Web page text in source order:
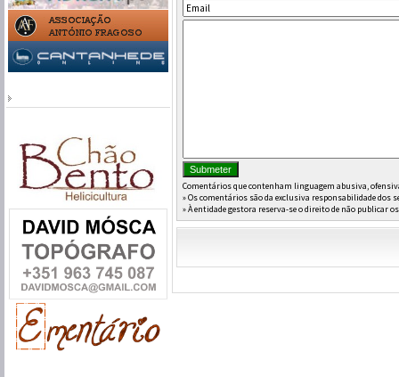
Comentários que contenham linguagem abusiva,
» Os comentários são da exclusiva responsabilidade dos
» À entidade gestora reserva-se o direito de não publicar